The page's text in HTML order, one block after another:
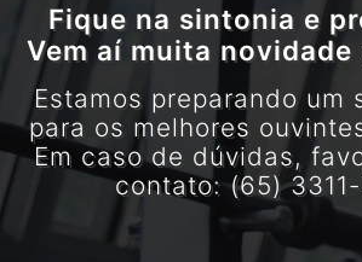
Fique na sintonia e
Vem aí muita
Estamos preparando um
para os melhores
Em caso de dúvidas,
contato: (65)